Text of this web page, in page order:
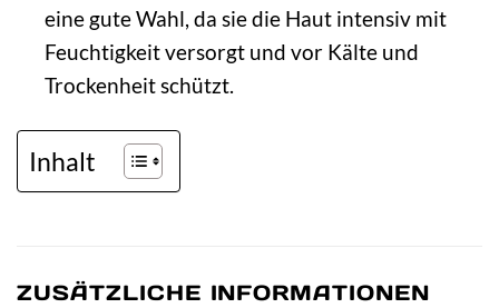
eine gute Wahl, da sie die Haut intensiv mit
Feuchtigkeit versorgt und vor Kälte und
Trockenheit schützt.
Inhalt
ZUSÄTZLICHE INFORMATIONEN